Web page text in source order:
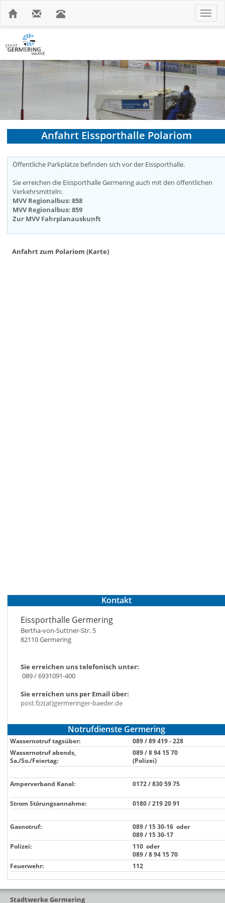
Toggle
Anfahrt Eissporthalle Polariom
Öffentliche Parkplätze befinden sich vor der Eissporthalle.
Sie erreichen die Eissporthalle Germering auch mit den öffentlichen
Verkehrsmitteln:
MVV Regionalbus: 858
MVV Regionalbus: 859
Zur MVV Fahrplanauskunft
Anfahrt zum Polariom (Karte)
Kontakt
Eissporthalle Germering
Bertha-von-Suttner-Str. 5
82110 Germering
Sie erreichen uns telefonisch unter:
089 / 6931091-400
Sie erreichen uns per Email über:
post.fzz(at)germeringer-baeder.de
Notrufdienste Germering
Wassernotruf tagsüber:
089 / 89 419 - 228
Wassernotruf abends,
Sa./So./Feiertag:
089 / 8 94 15 70
(Polizei)
Amperverband Kanal: 0172 / 830 59 75
Strom Störungsannahme: 0180 / 219 20 91
Gasnotruf:
089 / 15 30-16 oder
089 / 15 30-17
Polizei:
110 oder
089 / 8 94 15 70
Feuerwehr:
112
Stadtwerke Germering